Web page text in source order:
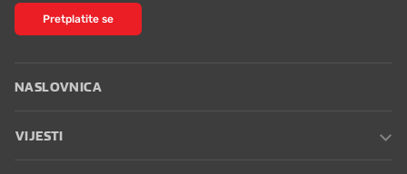
Pretplatite se
NASLOVNICA
VIJESTI